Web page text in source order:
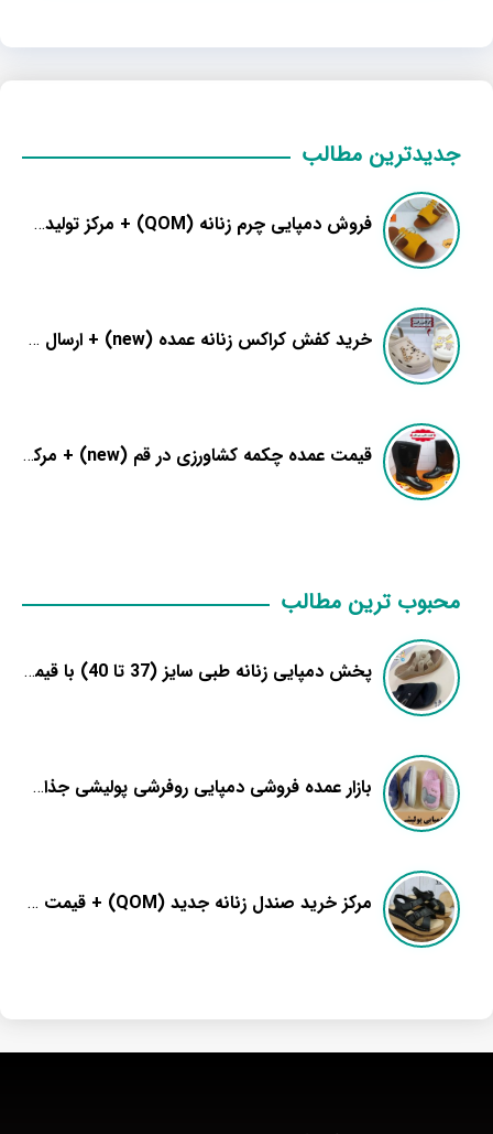
جدیدترین مطالب
فروش دمپایی چرم زنانه (QOM) + مرکز تولیدی عمده
خرید کفش کراکس زنانه عمده (new) + ارسال فوری سفارشات
قیمت عمده چکمه کشاورزی در قم (new) + مرکز فروش رکاب
محبوب ترین مطالب
پخش دمپایی زنانه طبی سایز (37 تا 40) با قیمت عالی
بازار عمده فروشی دمپایی روفرشی پولیشی جذاب (Luxtury) + جدیدترین مدل
مرکز خرید صندل زنانه جدید (QOM) + قیمت عمده ارزان